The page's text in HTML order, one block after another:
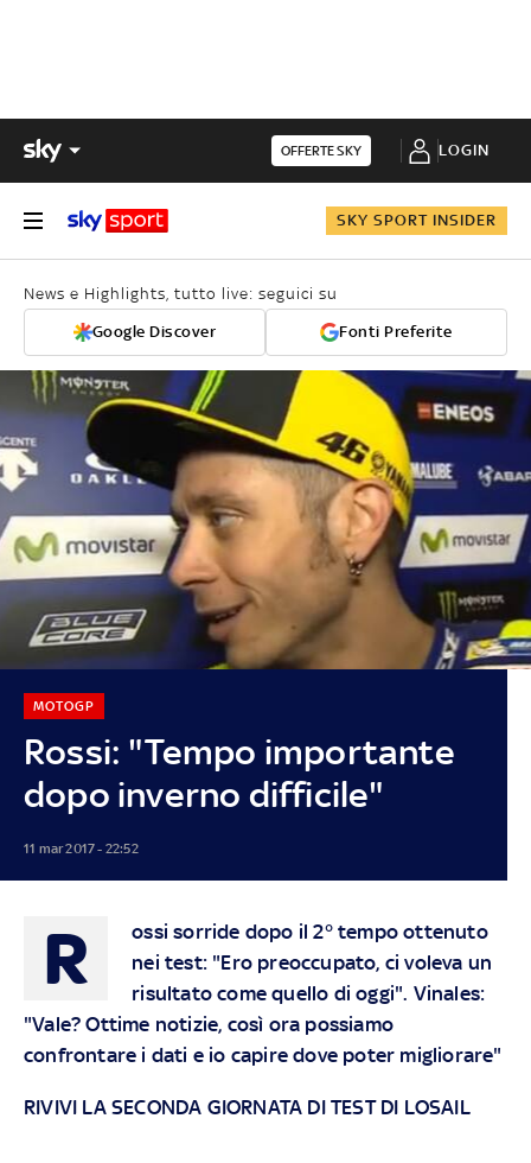
OFFERTE SKY LOGIN
SKY SPORT INSIDER
News e Highlights, tutto live: seguici su
Google Discover Fonti Preferite
Rossi: "Tempo importante
dopo inverno difficile"
MOTOGP
11 mar 2017 - 22:52
R ossi sorride dopo il2° tempo ottenuto
nei test: "Ero preoccupato, ci voleva un
risultato come quello di oggi". Vinales:
"Vale? Ottime notizie, così ora possiamo
confrontare i dati e io capire dove poter migliorare"
RIVIVI LA SECONDA GIORNATA DI TEST DI LOSAIL